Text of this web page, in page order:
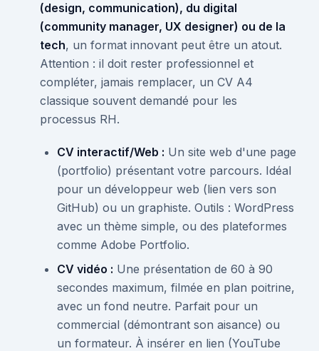
(design, communication), du digital
(community manager, UX designer) ou de la
tech, un format innovant peut être un atout.
Attention : il doit rester professionnel et
compléter, jamais remplacer, un CV A4
classique souvent demandé pour les
processus RH.
CV interactif/Web : Un site web d'une page
(portfolio) présentant votre parcours. Idéal
pour un développeur web (lien vers son
GitHub) ou un graphiste. Outils : WordPress
avec un thème simple, ou des plateformes
comme Adobe Portfolio.
CV vidéo : Une présentation de 60 à 90
secondes maximum, filmée en plan poitrine,
avec un fond neutre. Parfait pour un
commercial (démontrant son aisance) ou
un formateur. À insérer en lien (YouTube